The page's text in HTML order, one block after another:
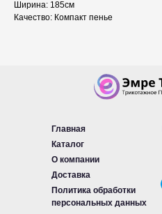
Ширина: 185см
Качество: Компакт пенье
Главная
Каталог
О компании
Доставка
Политика обработки
персональных данных